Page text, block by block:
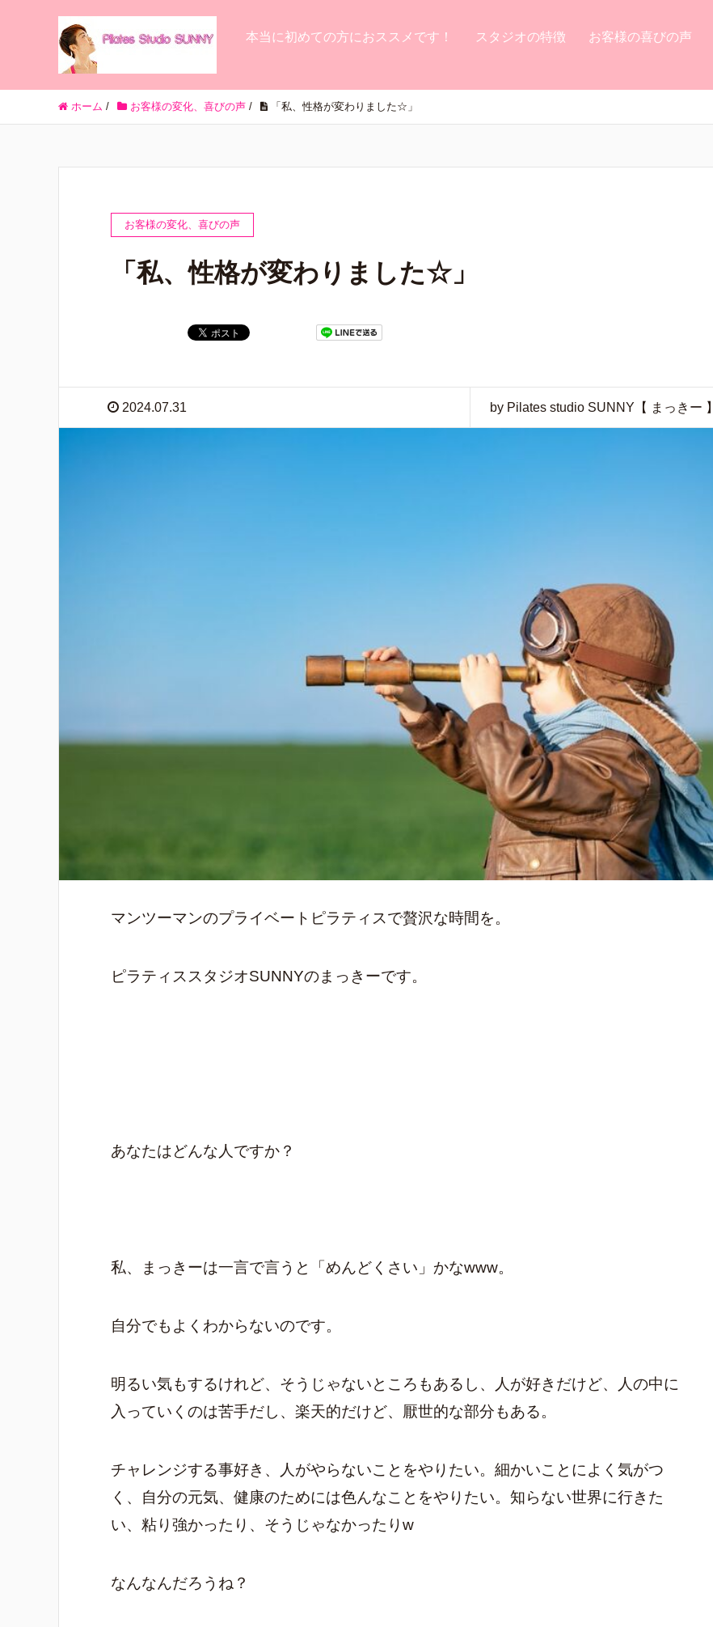
本当に初めての方におススメです！ スタジオの特徴 お客様の喜びの声
ホーム / お客様の変化、喜びの声 / 「私、性格が変わりました☆」
お客様の変化、喜びの声
「私、性格が変わりました☆」
2024.07.31 by Pilates studio SUNNY【 まっきー 】
マンツーマンのプライベートピラティスで贅沢な時間を。
ピラティススタジオSUNNYのまっきーです。
あなたはどんな人ですか？
私、まっきーは一言で言うと「めんどくさい」かなwww。
自分でもよくわからないのです。
明るい気もするけれど、そうじゃないところもあるし、人が好きだけど、人の中に
入っていくのは苦手だし、楽天的だけど、厭世的な部分もある。
チャレンジする事好き、人がやらないことをやりたい。細かいことによく気がつ
く、自分の元気、健康のためには色んなことをやりたい。知らない世界に行きた
い、粘り強かったり、そうじゃなかったりw
なんなんだろうね？